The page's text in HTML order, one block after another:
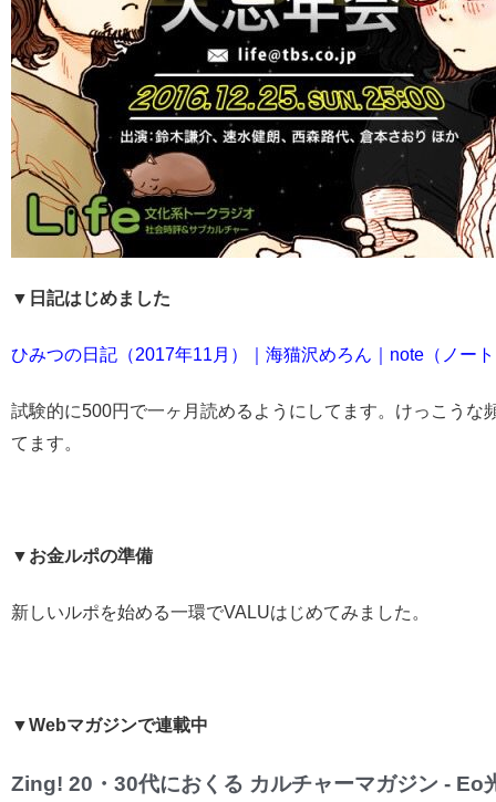
▼日記はじめました
ひみつの日記（2017年11月）｜海猫沢めろん｜note（ノー
試験的に500円で一ヶ月読めるようにしてます。けっこうな
てます。
▼お金ルポの準備
新しいルポを始める一環でVALUはじめてみました。
▼Webマガジンで連載中
Zing! 20・30代におくる カルチャーマガジン - Eo